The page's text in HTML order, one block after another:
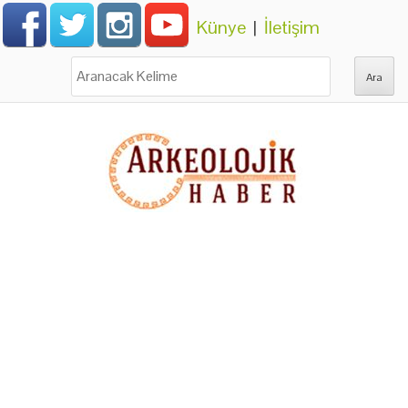
Künye | İletişim